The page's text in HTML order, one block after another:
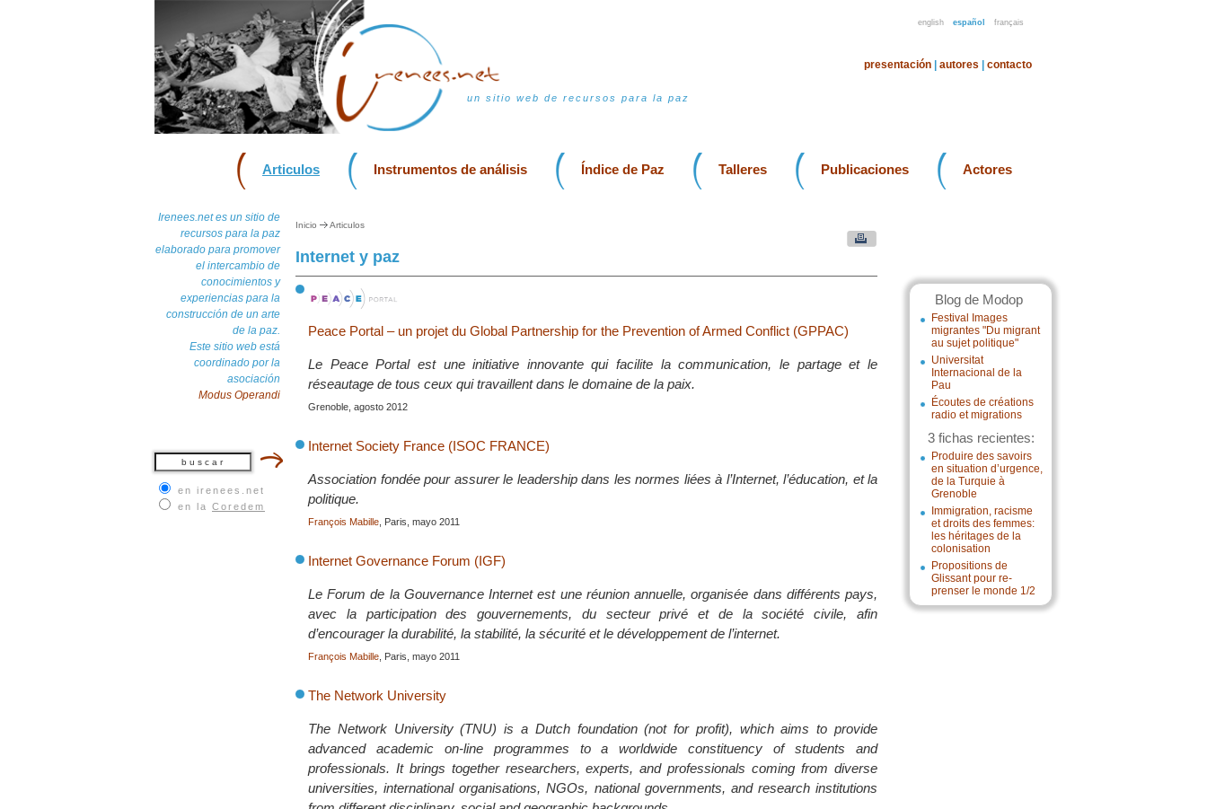
english español français
un sitio web de recursos para la paz
presentación autores contacto
Articulos Instrumentos de análisis Índice de Paz Talleres Publicaciones Actores
Irenees.net es un sitio de
recursos para la paz
elaborado para promover
el intercambio de
conocimientos y
experiencias para la
construcción de un arte
de la paz.
Este sitio web está
coordinado por la
asociación
Modus Operandi
en irenees.net
en la Coredem
Blog de Modop
Festival Images
migrantes "Du migrant
au sujet politique"
Universitat
Internacional de la
Pau
Écoutes de créations
radio et migrations
3 fichas recientes:
Produire des savoirs
en situation d’urgence,
de la Turquie à
Grenoble
Immigration, racisme
et droits des femmes:
les héritages de la
colonisation
Propositions de
Glissant pour re-
prenser le monde 1/2
Inicio Articulos
Internet y paz
Peace Portal – un projet du Global Partnership for the Prevention of Armed Conflict (GPPAC)
Le Peace Portal est une initiative innovante qui facilite la communication, le partage et le
réseautage de tous ceux qui travaillent dans le domaine de la paix.
Grenoble, agosto 2012
Internet Society France (ISOC FRANCE)
Association fondée pour assurer le leadership dans les normes liées à l’Internet, l’éducation, et la
politique.
François Mabille , Paris, mayo 2011
Internet Governance Forum (IGF)
Le Forum de la Gouvernance Internet est une réunion annuelle, organisée dans différents pays,
avec la participation des gouvernements, du secteur privé et de la société civile, afin
d’encourager la durabilité, la stabilité, la sécurité et le développement de l’internet.
François Mabille , Paris, mayo 2011
The Network University
The Network University (TNU) is a Dutch foundation (not for profit), which aims to provide
advanced academic on-line programmes to a worldwide constituency of students and
professionals. It brings together researchers, experts, and professionals coming from diverse
universities, international organisations, NGOs, national governments, and research institutions